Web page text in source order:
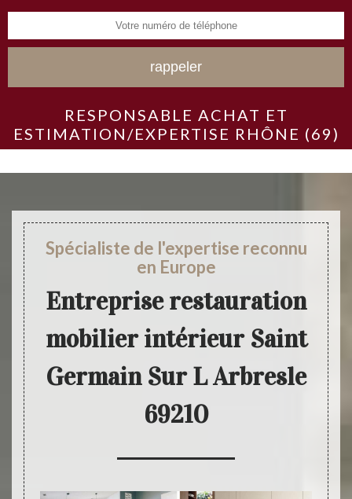
RESPONSABLE ACHAT ET
ESTIMATION/EXPERTISE RHÔNE (69)
Spécialiste de l'expertise reconnu
en Europe
Entreprise restauration
mobilier intérieur Saint
Germain Sur L Arbresle
69210